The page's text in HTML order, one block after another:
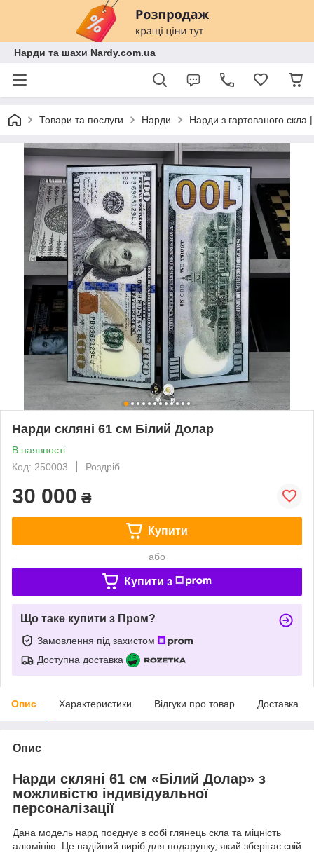
Нарди та шахи Nardy.com.ua
Товари та послуги Нарди Нарди з гартованого скла
Нарди скляні 61 см Білий Долар
В наявності
Код: 250003
Роздріб
30 000 ₴
Купити
або
Купити з
Що таке купити з Пром?
Замовлення під захистом
Доступна доставка
Опис Характеристики Відгуки про товар Доставка
Опис
Нарди скляні 61 см «Білий Долар» з
можливістю індивідуальної
персоналізації
Дана модель нард поєднує в собі глянець скла та міцність
алюмінію. Це надійний виріб для подарунку, який зберігає свій